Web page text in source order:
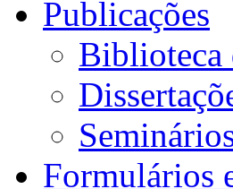
Publicações
Biblioteca
Formulários